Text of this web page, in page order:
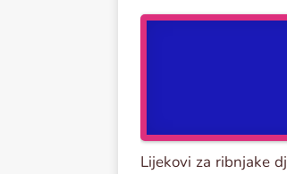
Lijekovi za ribnjake